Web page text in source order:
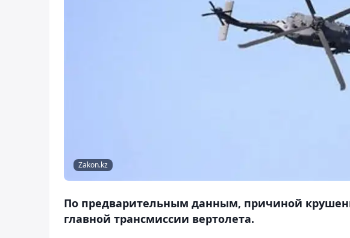
Zakon.kz
По предварительным данным, причиной
главной трансмиссии вертолета.